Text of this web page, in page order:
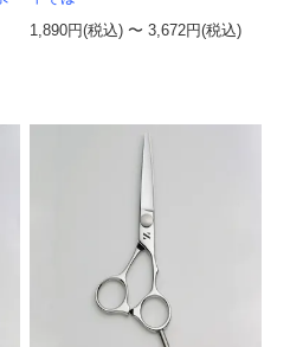
1,890円(税込) 〜 3,672円(税込)